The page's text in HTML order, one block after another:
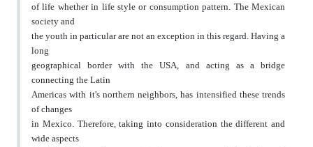
of life whether in life style or consumption pattern. The Mexican
society and
the youth in particular are not an exception in this regard. Having a
long
geographical border with the USA, and acting as a bridge
connecting the Latin
Americas with it's northern neighbors, has intensified these trends
of changes
in Mexico. Therefore, taking into consideration the different and
wide aspects